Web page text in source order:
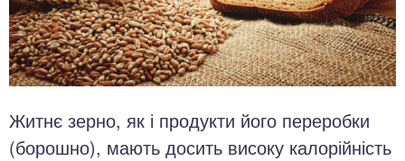
Житнє зерно, як і продукти його переробки
(борошно), мають досить високу калорійність